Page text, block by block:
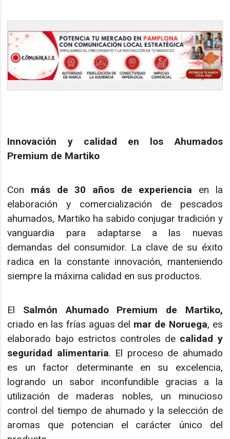
Innovación y calidad en los Ahumados
Premium de Martiko
Con más de 30 años de experiencia en la
elaboración y comercialización de pescados
ahumados, Martiko ha sabido conjugar tradición y
vanguardia para adaptarse a las nuevas
demandas del consumidor. La clave de su éxito
radica en la constante innovación, manteniendo
siempre la máxima calidad en sus productos.
El Salmón Ahumado Premium de Martiko,
criado en las frías aguas del mar de Noruega, es
elaborado bajo estrictos controles de calidad y
seguridad alimentaria. El proceso de ahumado
es un factor determinante en su excelencia,
logrando un sabor inconfundible gracias a la
utilización de maderas nobles, un minucioso
control del tiempo de ahumado y la selección de
aromas que potencian el carácter único del